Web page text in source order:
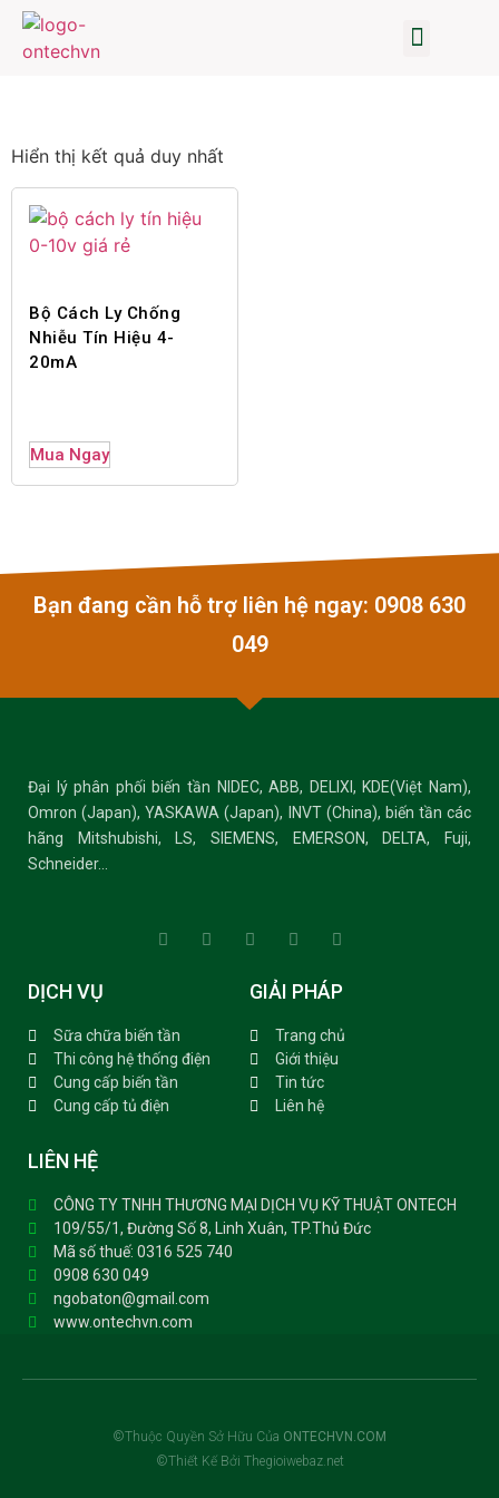
Hiển thị kết quả duy nhất
Bộ Cách Ly Chống
Nhiễu Tín Hiệu 4-
20mA
Mua Ngay
Bạn đang cần hỗ trợ liên hệ ngay: 0908 630
049
Đại lý phân phối biến tần NIDEC, ABB, DELIXI, KDE(Việt Nam),
Omron (Japan), YASKAWA (Japan), INVT (China), biến tần các
hãng Mitshubishi, LS, SIEMENS, EMERSON, DELTA, Fuji,
Schneider…
DỊCH VỤ
Sữa chữa biến tần
Thi công hệ thống điện
Cung cấp biến tần
Cung cấp tủ điện
GIẢI PHÁP
Trang chủ
Giới thiệu
Tin tức
Liên hệ
LIÊN HỆ
CÔNG TY TNHH THƯƠNG MẠI DỊCH VỤ KỸ THUẬT ONTECH
109/55/1, Đường Số 8, Linh Xuân, TP.Thủ Đức
Mã số thuế: 0316 525 740
0908 630 049
ngobaton@gmail.com
www.ontechvn.com
©Thuộc Quyền Sở Hữu Của ONTECHVN.COM
©Thiết Kế Bởi Thegioiwebaz.net